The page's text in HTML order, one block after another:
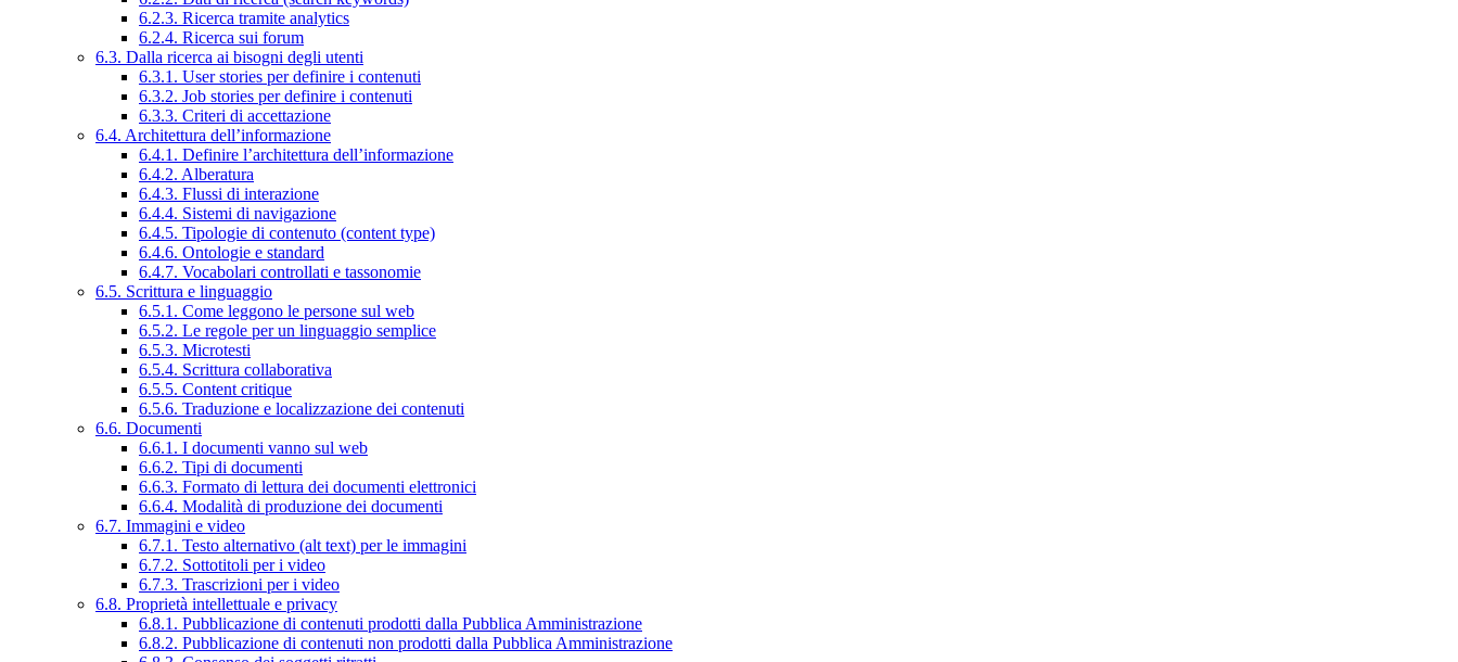
6.2.3. Ricerca tramite analytics
6.2.4. Ricerca sui forum
6.3. Dalla ricerca ai bisogni degli utenti
6.3.1. User stories per definire i contenuti
6.3.2. Job stories per definire i contenuti
6.3.3. Criteri di accettazione
6.4. Architettura dell’informazione
6.4.1. Definire l’architettura dell’informazione
6.4.2. Alberatura
6.4.3. Flussi di interazione
6.4.4. Sistemi di navigazione
6.4.5. Tipologie di contenuto (content type)
6.4.6. Ontologie e standard
6.4.7. Vocabolari controllati e tassonomie
6.5. Scrittura e linguaggio
6.5.1. Come leggono le persone sul web
6.5.2. Le regole per un linguaggio semplice
6.5.3. Microtesti
6.5.4. Scrittura collaborativa
6.5.5. Content critique
6.5.6. Traduzione e localizzazione dei contenuti
6.6. Documenti
6.6.1. I documenti vanno sul web
6.6.2. Tipi di documenti
6.6.3. Formato di lettura dei documenti elettronici
6.6.4. Modalità di produzione dei documenti
6.7. Immagini e video
6.7.1. Testo alternativo (alt text) per le immagini
6.7.2. Sottotitoli per i video
6.7.3. Trascrizioni per i video
6.8. Proprietà intellettuale e privacy
6.8.1. Pubblicazione di contenuti prodotti dalla Pubblica Amministrazione
6.8.2. Pubblicazione di contenuti non prodotti dalla Pubblica Amministrazione